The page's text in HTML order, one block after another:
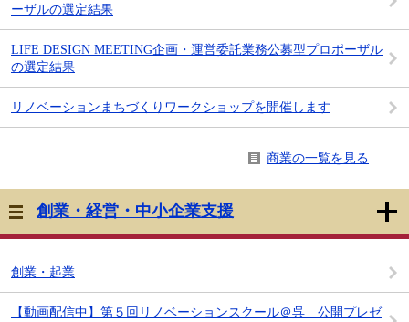
ーザルの選定結果
LIFE DESIGN MEETING企画・運営委託業務公募型プロポーザル
の選定結果
リノベーションまちづくりワークショップを開催します
商業の一覧を見る
創業・経営・中小企業支援
創業・起業
【動画配信中】第５回リノベーションスクール＠呉 公開プレゼ